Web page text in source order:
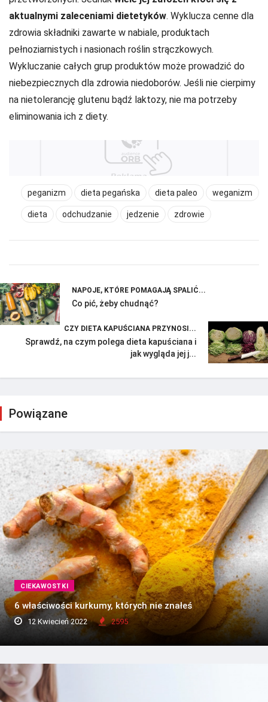
aktualnymi zaleceniami dietetyków. Wyklucza cenne dla
zdrowia składniki zawarte w nabiale, produktach
pełnoziarnistych i nasionach roślin strączkowych.
Wykluczanie całych grup produktów może prowadzić do
niebezpiecznych dla zdrowia niedoborów. Jeśli nie cierpimy
na nietolerancję glutenu bądź laktozy, nie ma potrzeby
eliminowania ich z diety.
peganizm dieta pegańska dieta paleo weganizm
dieta odchudzanie jedzenie zdrowie
NAPOJE, KTÓRE POMAGAJĄ SPALIĆ...
Co pić, żeby chudnąć?
CZY DIETA KAPUŚCIANA PRZYNOSI...
Sprawdź, na czym polega dieta kapuściana i
jak wygląda jej j...
Powiązane
CIEKAWOSTKI
6 właściwości kurkumy, których nie znałeś
12 Kwiecień 2022 2595